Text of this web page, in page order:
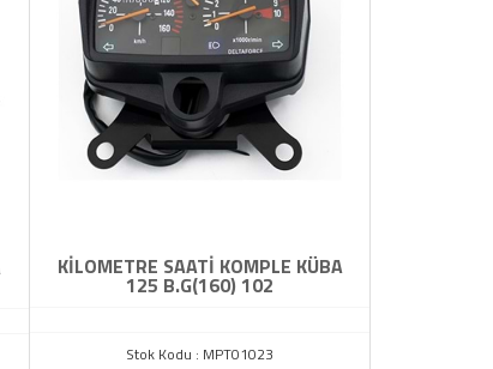
KİLOMETRE SAATİ KOMPLE KÜBA
125 B.G(160) 102
Stok Kodu : MPT01023